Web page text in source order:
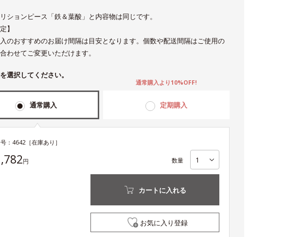
ションピース「鉄＆葉酸」と内容物は同じです。
】
のおすすめのお届け間隔は目安となります。個数や配送間隔はご使用の
わせてご変更いただけます。
選択してください。
通常購入 定期購入
通常購入より10%OFF!
： 4642 ［在庫あり］
円 数量
カートに入れる
お気に入り登録